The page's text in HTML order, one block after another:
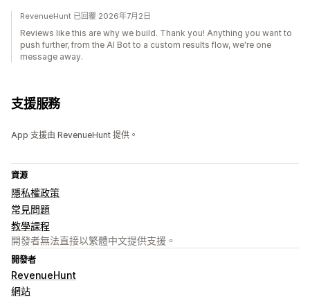
RevenueHunt 已回覆 2026年7月2日
Reviews like this are why we build. Thank you! Anything you want to
push further, from the AI Bot to a custom results flow, we're one
message away.
支援服務
App 支援由 RevenueHunt 提供。
資源
隱私權政策
常見問題
教學課程
開發者無法直接以繁體中文提供支援。
開發者
RevenueHunt
網站